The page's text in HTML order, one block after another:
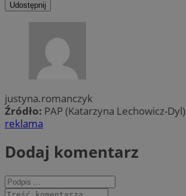
Udostępnij
justyna.romanczyk
Źródło: PAP (Katarzyna Lechowicz-Dyl)
reklama
Dodaj komentarz